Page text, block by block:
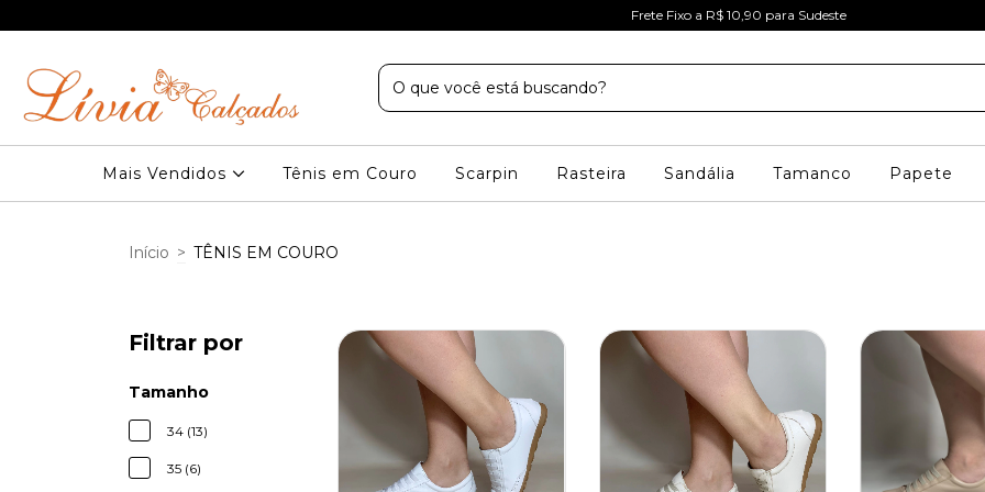
Frete Fixo a R$ 10,90 para Sudeste
Mais Vendidos Tênis em Couro Scarpin Rasteira Sandália Tamanco Papete
Início > TÊNIS EM COURO
Filtrar por
Tamanho
34 (13)
35 (6)